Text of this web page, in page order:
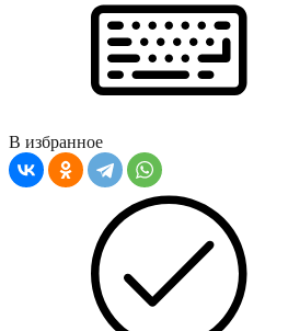
В избранное